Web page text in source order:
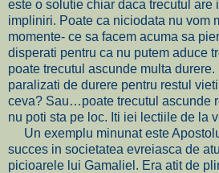
este o solutie chiar daca trecutul are
impliniri. Poate ca niciodata nu vom
momente- ce sa facem acuma sa
disperati pentru ca nu putem aduce
poate trecutul ascunde multa
paralizati de durere pentru restul
ceva? Sau…poate trecutul
nu poti sta pe loc. Iti iei lectiile de la
Un exemplu minunat este
succes in societatea evreiasca de
picioarele lui Gamaliel. Era atit de